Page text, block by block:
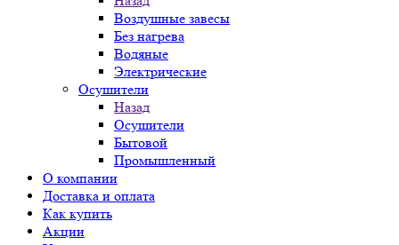
Воздушные завесы
Без нагрева
Водяные
Электрические
Осушители
Назад
Осушители
Бытовой
Промышленный
О компании
Доставка и оплата
Как купить
Акции